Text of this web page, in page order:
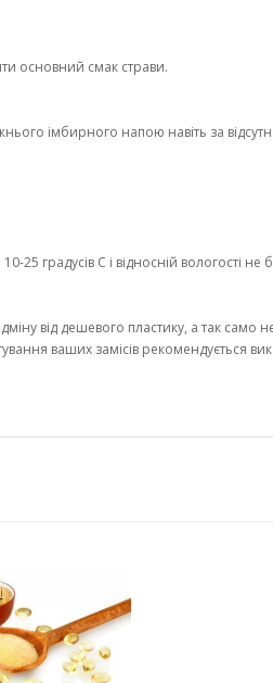
основний смак страви.
імбирного напою навіть за
25 градусів С і відносній вологості не
від дешевого пластику, а так само
ваших замісів рекомендується